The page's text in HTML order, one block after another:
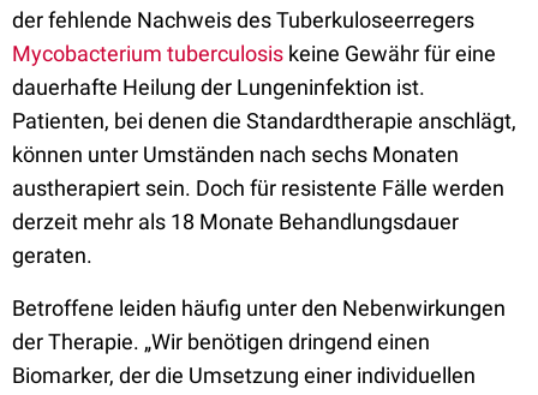
der fehlende Nachweis des Tuberkuloseerregers
Mycobacterium tuberculosis keine Gewähr für eine
dauerhafte Heilung der Lungeninfektion ist.
Patienten, bei denen die Standardtherapie anschlägt,
können unter Umständen nach sechs Monaten
austherapiert sein. Doch für resistente Fälle werden
derzeit mehr als 18 Monate Behandlungsdauer
geraten.
Betroffene leiden häufig unter den Nebenwirkungen
der Therapie. „Wir benötigen dringend einen
Biomarker, der die Umsetzung einer individuellen